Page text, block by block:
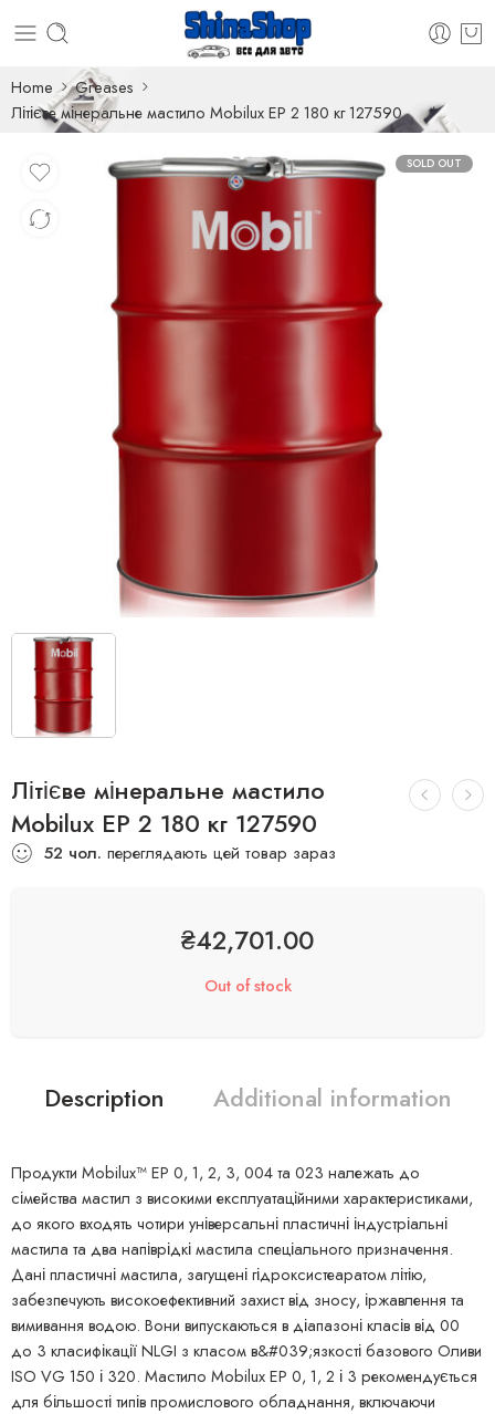
Home
Greases
Літієве мінеральне мастило Mobilux EP 2 180 кг 127590
SOLD OUT
Літієве мінеральне мастило
Mobilux EP 2 180 кг 127590
52 чол. переглядають цей товар зараз
₴42,701.00
Out of stock
Description Additional information
Продукти Mobilux™ EP 0, 1, 2, 3, 004 та 023 належать до
сімейства мастил з високими експлуатаційними характеристиками,
до якого входять чотири універсальні пластичні індустріальні
мастила та два напіврідкі мастила спеціального призначення.
Дані пластичні мастила, загущені гідроксистеаратом літію,
забезпечують високоефективний захист від зносу, іржавлення та
вимивання водою. Вони випускаються в діапазоні класів від 00
до 3 класифікації NLGI з класом в&#039;язкості базового Оливи
ISO VG 150 і 320. Мастило Mobilux EP 0, 1, 2 і 3 рекомендується
для більшості типів промислового обладнання, включаючи